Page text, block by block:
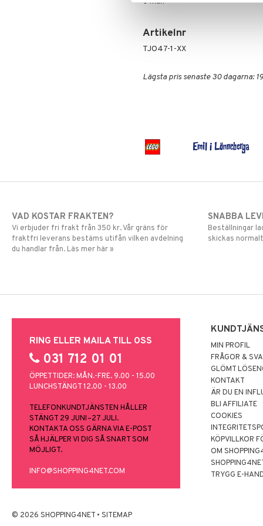
Artikelnr
TJO47-1-XX
Lägsta pris senaste 30 dagarna:
Spiderman
VAD KOSTAR FRAKTEN?
Vi erbjuder fri frakt från 350 kr. Vår gräns för
fraktfri leverans bestäms utifån vilken avdelning
du handlar från. Läs mer här »
SNABBA
Beställningar
skickas
RING ELLER MAILA TILL OSS
031 712 01 01
ÖPPETTIDER: MÅN.-FRE. 9.00 - 15.00
LUNCHSTÄNGT 12.00 - 13.00
TELEFONKUNDTJÄNSTEN HÅLLER
STÄNGT 29 JUNI–27 JULI.
KONTAKTA OSS GÄRNA VIA E-POST
SÅ HJÄLPER VI DIG SÅ SNART SOM
MÖJLIGT.
INFO@SHOPPING4NET.COM
MIN PROFIL
FRÅGOR &
GLÖMT
KONTAKT
ÄR DU EN
BLI AFFILIATE
COOKIES
KÖPVILLKOR
OM
TRYGG E-
© 2026 SHOPPING4NET • SITEMAP